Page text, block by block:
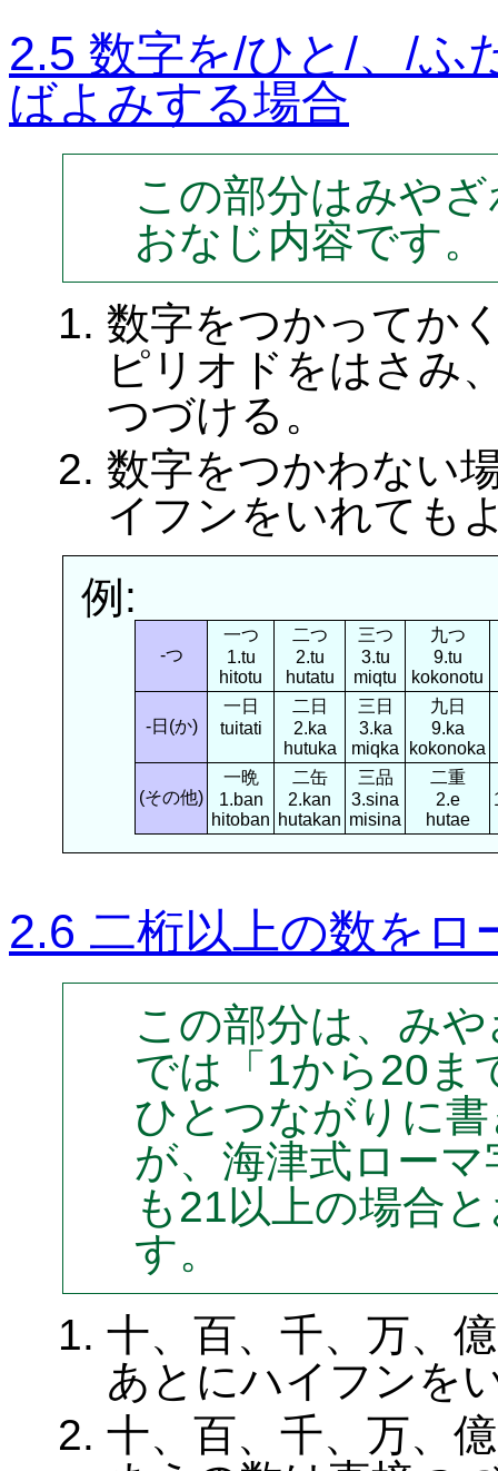
2.5 数字を/ひと/、/ふ
ばよみする場合
この部分はみや
おなじ内容です。
数字をつかってか
ピリオドをはさみ
つづける。
数字をつかわない
イフンをいれても
例:
-つ
一つ
1.tu
hitotu
二つ
2.tu
hutatu
三つ
3.tu
miqtu
九つ
9.tu
kokonotu
-日(か)
一日
tuitati
二日
2.ka
hutuka
三日
3.ka
miqka
九日
9.ka
kokonoka
(その他)
一晩
1.ban
hitoban
二缶
2.kan
hutakan
三品
3.sina
misina
二重
2.e
hutae
2.6 二桁以上の数をロ
この部分は、み
では「1から20ま
ひとつながりに
が、海津式ロー
も21以上の場合
す。
十、百、千、万、
あとにハイフンを
十、百、千、万、